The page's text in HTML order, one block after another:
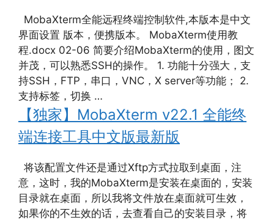
MobaXterm全能远程终端控制软件,本版本是中文
界面设置 版本，便携版本。 MobaXterm使用教
程.docx 02-06 简要介绍MobaXterm的使用，图文
并茂，可以熟悉SSH的操作。 1. 功能十分强大，支
持SSH，FTP，串口，VNC，X server等功能； 2.
支持标签，切换 …
【独家】MobaXterm v22.1 全能终
端连接工具中文版最新版
将该配置文件还是通过Xftp方式拉取到桌面，注
意，这时，我的MobaXterm是安装在桌面的，安装
目录就在桌面，所以我将文件放在桌面就可生效，
如果你的不生效的话，去查看自己的安装目录，将